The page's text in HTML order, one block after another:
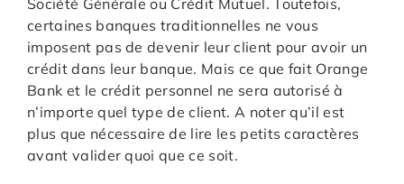
certaines banques traditionnelles ne vous
imposent pas de devenir leur client pour avoir un
crédit dans leur banque. Mais ce que fait Orange
Bank et le crédit personnel ne sera autorisé à
n’importe quel type de client. A noter qu’il est
plus que nécessaire de lire les petits caractères
avant valider quoi que ce soit.